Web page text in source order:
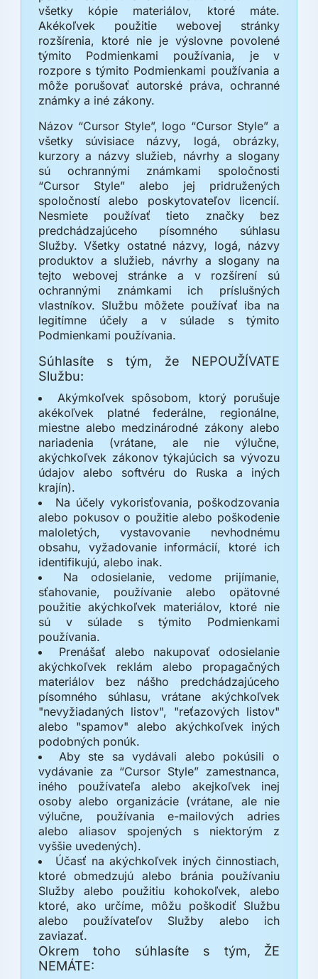
všetky kópie materiálov, ktoré máte.
Akékoľvek použitie webovej stránky
rozšírenia, ktoré nie je výslovne povolené
týmito Podmienkami používania, je v
rozpore s týmito Podmienkami používania a
môže porušovať autorské práva, ochranné
známky a iné zákony.
Názov “Cursor Style”, logo “Cursor Style” a
všetky súvisiace názvy, logá, obrázky,
kurzory a názvy služieb, návrhy a slogany
sú ochrannými známkami spoločnosti
“Cursor Style” alebo jej pridružených
spoločností alebo poskytovateľov licencií.
Nesmiete používať tieto značky bez
predchádzajúceho písomného súhlasu
Služby. Všetky ostatné názvy, logá, názvy
produktov a služieb, návrhy a slogany na
tejto webovej stránke a v rozšírení sú
ochrannými známkami ich príslušných
vlastníkov. Službu môžete používať iba na
legitímne účely a v súlade s týmito
Podmienkami používania.
Súhlasíte s tým, že NEPOUŽÍVATE
Službu:
Akýmkoľvek spôsobom, ktorý porušuje
akékoľvek platné federálne, regionálne,
miestne alebo medzinárodné zákony alebo
nariadenia (vrátane, ale nie výlučne,
akýchkoľvek zákonov týkajúcich sa vývozu
údajov alebo softvéru do Ruska a iných
krajín).
Na účely vykorisťovania, poškodzovania
alebo pokusov o použitie alebo poškodenie
maloletých, vystavovanie nevhodnému
obsahu, vyžadovanie informácií, ktoré ich
identifikujú, alebo inak.
Na odosielanie, vedome prijímanie,
sťahovanie, používanie alebo opätovné
použitie akýchkoľvek materiálov, ktoré nie
sú v súlade s týmito Podmienkami
používania.
Prenášať alebo nakupovať odosielanie
akýchkoľvek reklám alebo propagačných
materiálov bez nášho predchádzajúceho
písomného súhlasu, vrátane akýchkoľvek
"nevyžiadaných listov", "reťazových listov"
alebo "spamov" alebo akýchkoľvek iných
podobných ponúk.
Aby ste sa vydávali alebo pokúsili o
vydávanie za “Cursor Style” zamestnanca,
iného používateľa alebo akejkoľvek inej
osoby alebo organizácie (vrátane, ale nie
výlučne, používania e-mailových adries
alebo aliasov spojených s niektorým z
vyššie uvedených).
Účasť na akýchkoľvek iných činnostiach,
ktoré obmedzujú alebo bránia používaniu
Služby alebo použitiu kohokoľvek, alebo
ktoré, ako určíme, môžu poškodiť Službu
alebo používateľov Služby alebo ich
zaviazať.
Okrem toho súhlasíte s tým, ŽE
NEMÁTE: